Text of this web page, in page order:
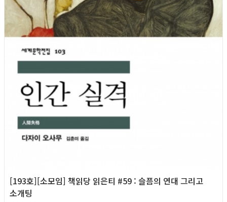
[193호][소모임] 책읽당 읽은티 #59 : 슬픔의 연대 그리고
소개팅